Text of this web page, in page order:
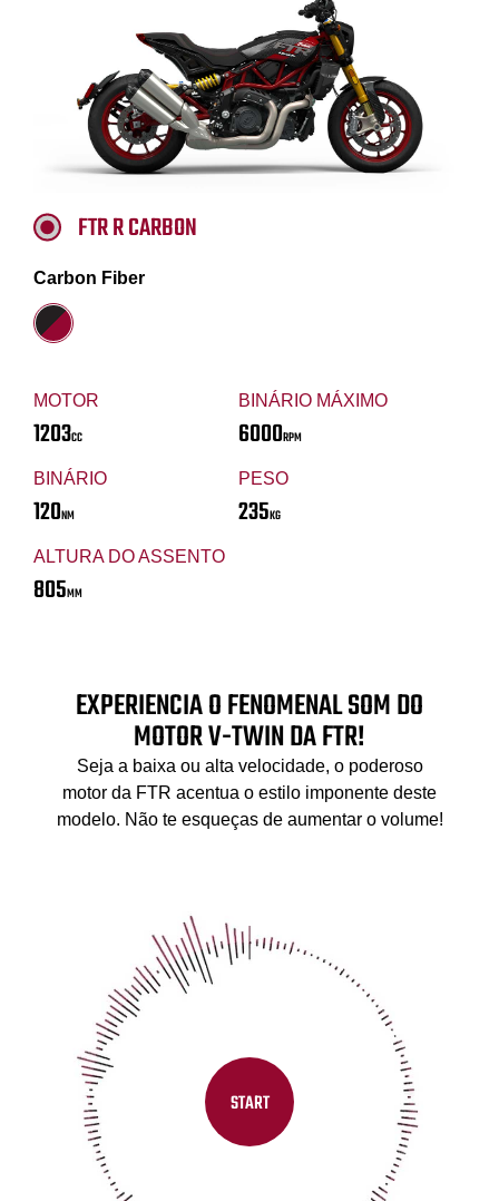
MOTOR
1203CC
BINÁRIO MÁXIMO
6000RPM
BINÁRIO
120NM
PESO
235KG
ALTURA DO ASSENTO
805MM
FTR R CARBON
Carbon Fiber
EXPERIENCIA O FENOMENAL SOM DO
MOTOR V-TWIN DA FTR!
Seja a baixa ou alta velocidade, o poderoso
motor da FTR acentua o estilo imponente deste
modelo. Não te esqueças de aumentar o volume!
START